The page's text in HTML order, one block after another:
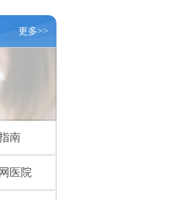
更多>>
南
医院